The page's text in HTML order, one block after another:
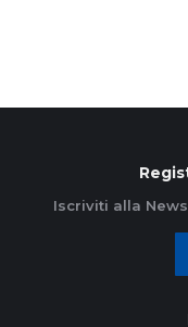
Iscriviti alla